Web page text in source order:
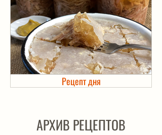
Рецепт дня
Холодец в банке. Автоклав
АРХИВ РЕЦЕПТОВ